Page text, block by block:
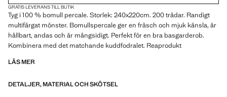
GRATIS LEVERANS TILL BUTIK
Tyg i 100 % bomull percale. Storlek: 240x220cm. 200 trådar. Randigt
multifärgat mönster. Bomullspercale ger en fräsch och mjuk känsla, är
hållbart, andas och är mångsidigt. Perfekt för en bra basgarderob.
Kombinera med det matchande kuddfodralet. Reaprodukt
LÄS MER
DETALJER, MATERIAL OCH SKÖTSEL